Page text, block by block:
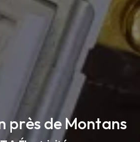
près de Montans